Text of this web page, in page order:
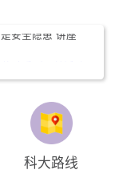
科大路线